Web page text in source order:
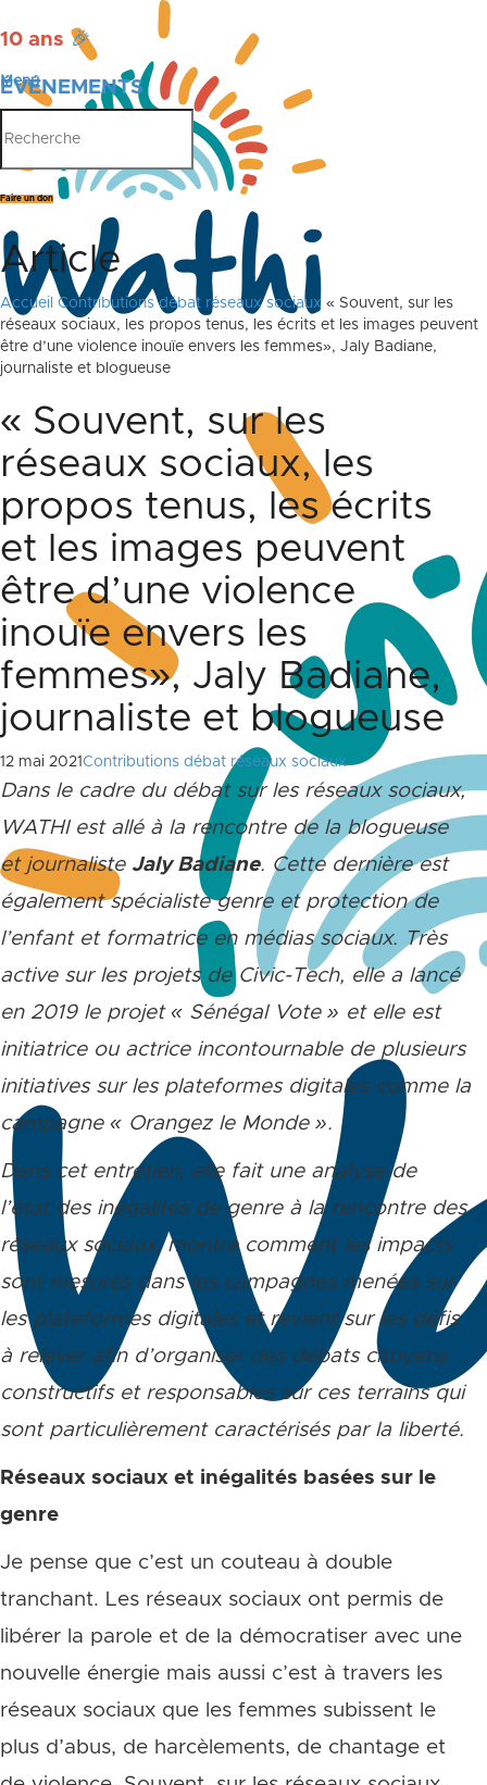
10 ans 🎉
ÉVÉNEMENTS
PUBLICATIONS
Menu
Faire un don
Article
Accueil Contributions débat réseaux sociaux « Souvent, sur les
réseaux sociaux, les propos tenus, les écrits et les images peuvent
être d’une violence inouïe envers les femmes», Jaly Badiane,
journaliste et blogueuse
« Souvent, sur les
réseaux sociaux, les
propos tenus, les écrits
et les images peuvent
être d’une violence
inouïe envers les
femmes», Jaly Badiane,
journaliste et blogueuse
12 mai 2021Contributions débat réseaux sociaux
Dans le cadre du débat sur les réseaux sociaux,
WATHI est allé à la rencontre de la blogueuse
et journaliste Jaly Badiane. Cette dernière est
également spécialiste genre et protection de
l’enfant et formatrice en médias sociaux. Très
active sur les projets de Civic-Tech, elle a lancé
en 2019 le projet « Sénégal Vote » et elle est
initiatrice ou actrice incontournable de plusieurs
initiatives sur les plateformes digitales comme la
campagne « Orangez le Monde ».
Dans cet entretien, elle fait une analyse de
l’état des inégalités de genre à la rencontre des
réseaux sociaux, montre comment les impacts
sont mesurés dans les campagnes menées sur
les plateformes digitales et revient sur les défis
à relever afin d’organiser des débats citoyens
constructifs et responsables sur ces terrains qui
sont particulièrement caractérisés par la liberté.
Réseaux sociaux et inégalités basées sur le
genre
Je pense que c’est un couteau à double
tranchant. Les réseaux sociaux ont permis de
libérer la parole et de la démocratiser avec une
nouvelle énergie mais aussi c’est à travers les
réseaux sociaux que les femmes subissent le
plus d’abus, de harcèlements, de chantage et